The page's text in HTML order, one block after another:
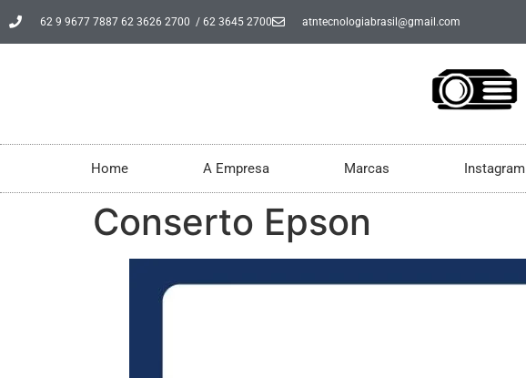
62 9 9677 7887 62 3626 2700 / 62 3645 2700 atntecnologiabrasil@gmail.com
Home A Empresa Marcas Instagram
Conserto Epson